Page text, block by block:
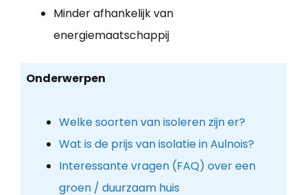
Minder afhankelijk van
energiemaatschappij
Onderwerpen
Welke soorten van isoleren zijn er?
Wat is de prijs van isolatie in Aulnois?
Interessante vragen (FAQ) over een
groen / duurzaam huis